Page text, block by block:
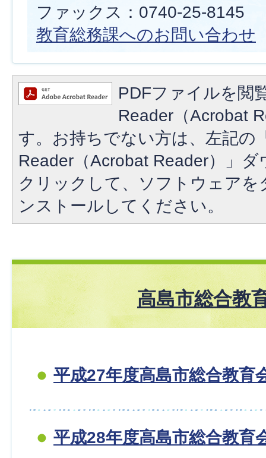
ファックス：0740-25-8145
教育総務課へのお問い合わせ
PDFファイルを閲
Reader（Acrobat
す。お持ちでない方は、左記の
Reader（Acrobat Reader）」
クリックして、ソフトウェア
ンストールしてください。
高島市総合教
平成27年度高島市総合教育
平成28年度高島市総合教育